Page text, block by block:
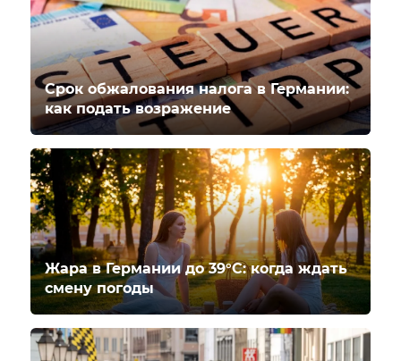
Срок обжалования налога в Германии:
как подать возражение
Жара в Германии до 39°C: когда ждать
смену погоды